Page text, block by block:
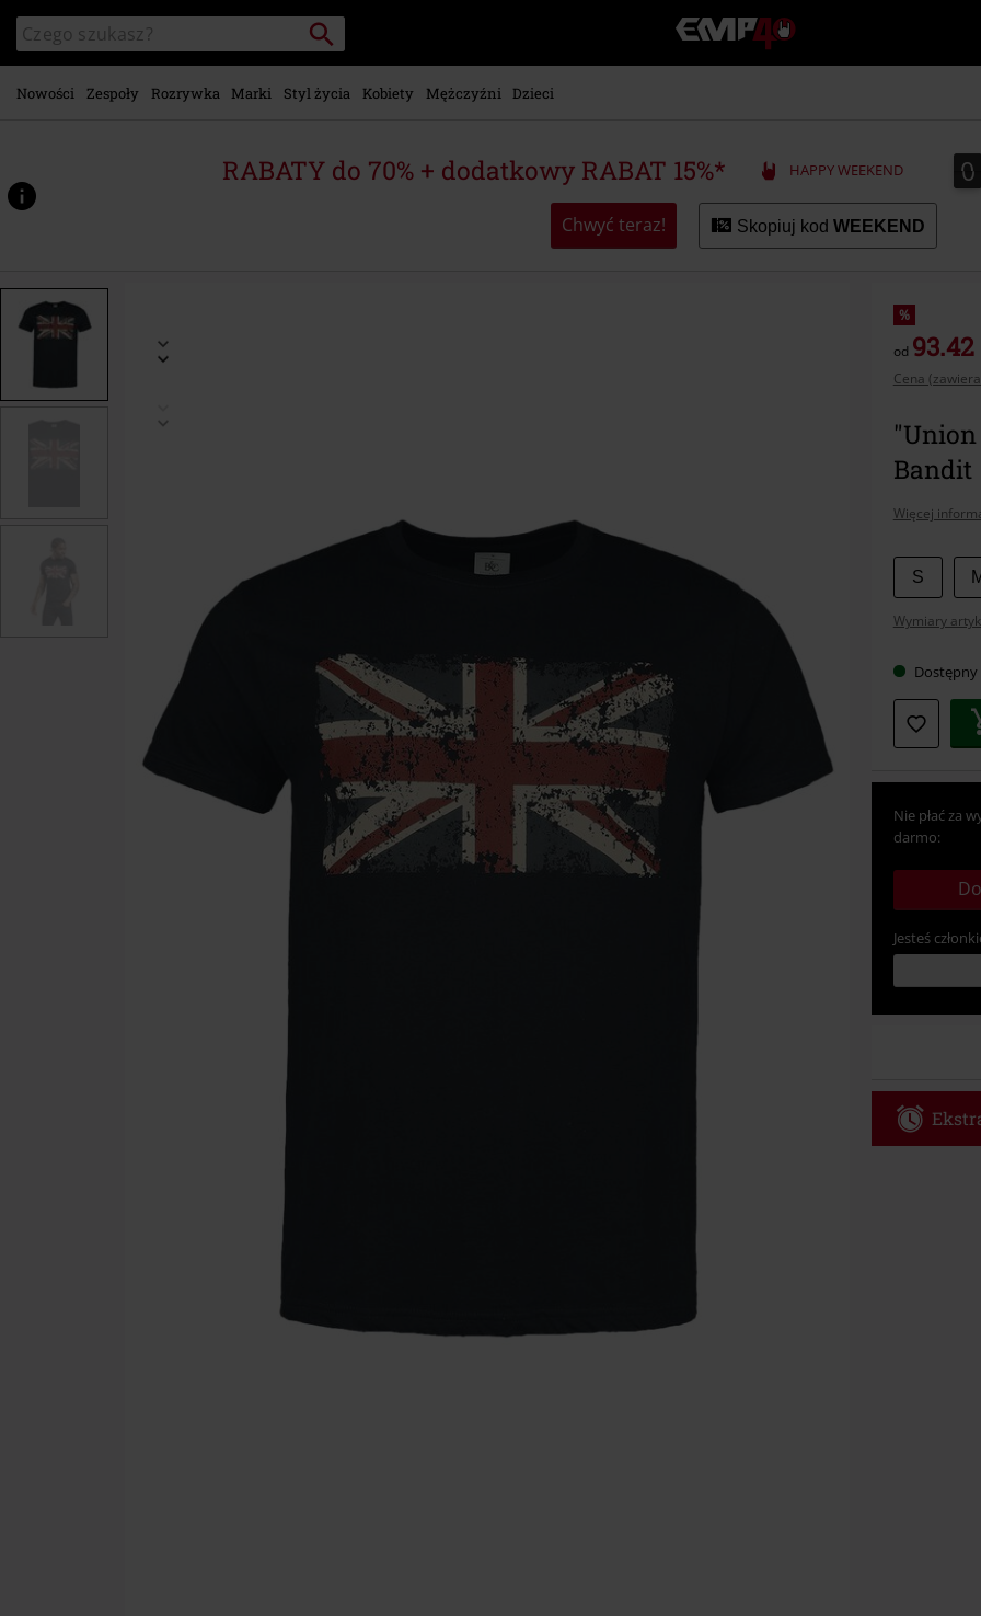
głównej
zawartości
Wyszukaj
katalog
Szukaj
EMP
-
Merch
Seriali
Gier
Nowości Zespoły Rozrywka Marki Styl życia Kobiety Mężczyźni Dzieci
RABATY do 70% + dodatkowy RABAT 15%* HAPPY WEEKEND 0
0
Chwyć teraz! Skopiuj kod WEEKEND
www.emp-
p/union-
539581.html
%
od 93.42
Cena
Bandit
Więcej
swój
S
Wymiary
Dostępny
Nie płać za
darmo:
Jesteś